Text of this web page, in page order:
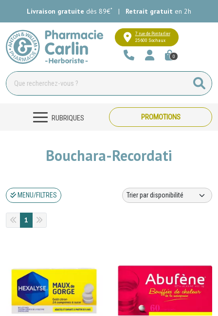
Livraison gratuite dès 89€* | Retrait gratuit en 2h
Pharmacie Carlin Votre
7 rue de Pontarlier
25600 Sochaux
0
RUBRIQUES PROMOTIONS
Bouchara-Recordati
MENU/FILTRES
1